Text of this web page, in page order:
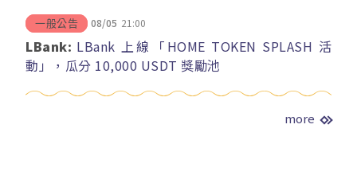
一般公告 08/05 21:00
LBank: LBank 上線「HOME TOKEN SPLASH 活
動」，瓜分 10,000 USDT 獎勵池
more